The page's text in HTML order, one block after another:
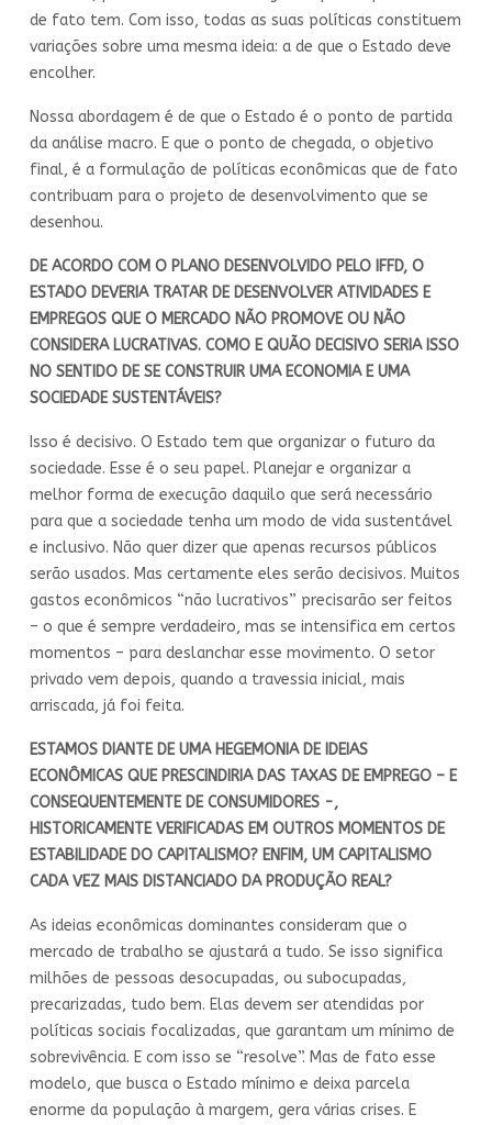
de fato tem. Com isso, todas as suas políticas constituem
variações sobre uma mesma ideia: a de que o Estado deve
encolher.
Nossa abordagem é de que o Estado é o ponto de partida
da análise macro. E que o ponto de chegada, o objetivo
final, é a formulação de políticas econômicas que de fato
contribuam para o projeto de desenvolvimento que se
desenhou.
DE ACORDO COM O PLANO DESENVOLVIDO PELO IFFD, O
ESTADO DEVERIA TRATAR DE DESENVOLVER ATIVIDADES E
EMPREGOS QUE O MERCADO NÃO PROMOVE OU NÃO
CONSIDERA LUCRATIVAS. COMO E QUÃO DECISIVO SERIA ISSO
NO SENTIDO DE SE CONSTRUIR UMA ECONOMIA E UMA
SOCIEDADE SUSTENTÁVEIS?
Isso é decisivo. O Estado tem que organizar o futuro da
sociedade. Esse é o seu papel. Planejar e organizar a
melhor forma de execução daquilo que será necessário
para que a sociedade tenha um modo de vida sustentável
e inclusivo. Não quer dizer que apenas recursos públicos
serão usados. Mas certamente eles serão decisivos. Muitos
gastos econômicos “não lucrativos” precisarão ser feitos
– o que é sempre verdadeiro, mas se intensifica em certos
momentos – para deslanchar esse movimento. O setor
privado vem depois, quando a travessia inicial, mais
arriscada, já foi feita.
ESTAMOS DIANTE DE UMA HEGEMONIA DE IDEIAS
ECONÔMICAS QUE PRESCINDIRIA DAS TAXAS DE EMPREGO – E
CONSEQUENTEMENTE DE CONSUMIDORES -,
HISTORICAMENTE VERIFICADAS EM OUTROS MOMENTOS DE
ESTABILIDADE DO CAPITALISMO? ENFIM, UM CAPITALISMO
CADA VEZ MAIS DISTANCIADO DA PRODUÇÃO REAL?
As ideias econômicas dominantes consideram que o
mercado de trabalho se ajustará a tudo. Se isso significa
milhões de pessoas desocupadas, ou subocupadas,
precarizadas, tudo bem. Elas devem ser atendidas por
políticas sociais focalizadas, que garantam um mínimo de
sobrevivência. E com isso se “resolve”. Mas de fato esse
modelo, que busca o Estado mínimo e deixa parcela
enorme da população à margem, gera várias crises. E